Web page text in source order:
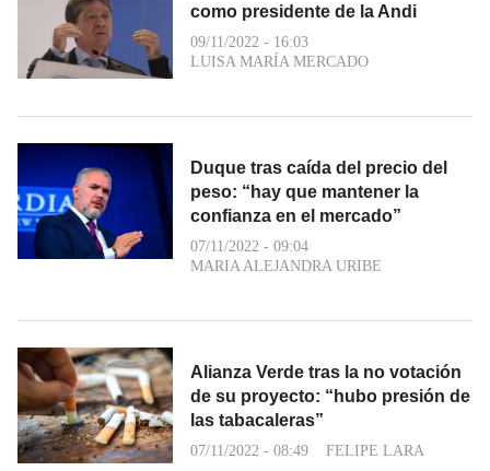
como presidente de la Andi
09/11/2022 - 16:03
LUISA MARÍA MERCADO
Duque tras caída del precio del
peso: “hay que mantener la
confianza en el mercado”
07/11/2022 - 09:04
MARIA ALEJANDRA URIBE
Alianza Verde tras la no votación
de su proyecto: “hubo presión de
las tabacaleras”
07/11/2022 - 08:49 FELIPE LARA